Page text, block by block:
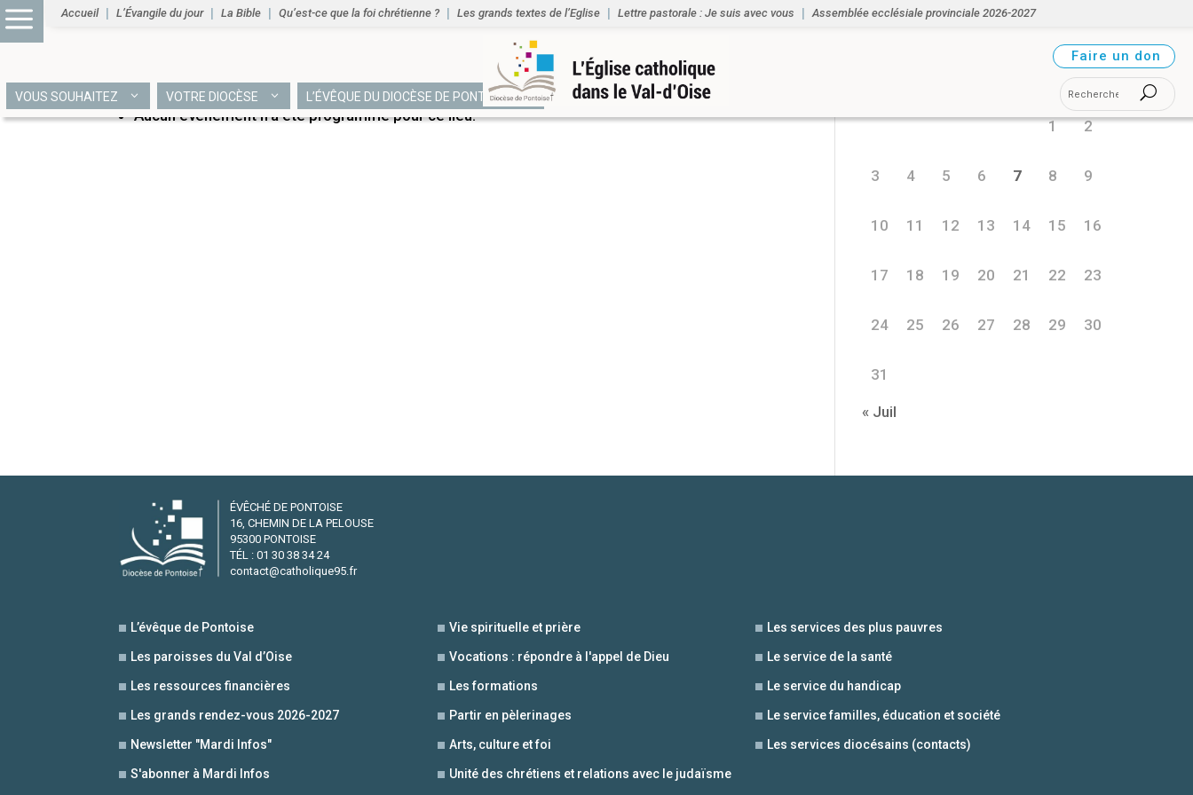
Accueil L’Évangile du jour La Bible Qu’est-ce que la foi chrétienne ? Les grands textes de l’Eglise Lettre pastorale : Je suis avec vous Assemblée ecclésiale provinciale 2026-2027
Faire un don
VOUS SOUHAITEZ VOTRE DIOCÈSE L’ÉVÊQUE DU DIOCÈSE DE PONTOISE
PROCHAINS ÉVÉNEMENTS
Aucun événement n’a été programmé pour ce lieu.
D
1 2
3 4 5 6 7 8 9
10 11 12 13 14 15 16
17 18 19 20 21 22 23
24 25 26 27 28 29 30
31
« Juil
ÉVÊCHÉ DE PONTOISE
16, CHEMIN DE LA PELOUSE
95300 PONTOISE
TÉL : 01 30 38 34 24
contact@catholique95.fr
L’évêque de Pontoise
Les paroisses du Val d’Oise
Les ressources financières
Les grands rendez-vous 2026-2027
Newsletter "Mardi Infos"
S'abonner à Mardi Infos
Vie spirituelle et prière
Vocations : répondre à l'appel de Dieu
Les formations
Partir en pèlerinages
Arts, culture et foi
Unité des chrétiens et relations avec le judaïsme
Les services des plus pauvres
Le service de la santé
Le service du handicap
Le service familles, éducation et société
Les services diocésains (contacts)